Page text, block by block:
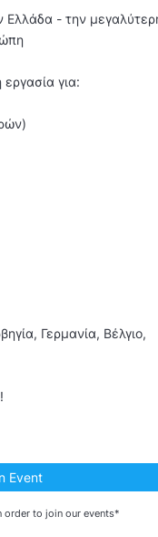
- την
για:
Γερμανία, Βέλγιο,
Event
order to join our events*